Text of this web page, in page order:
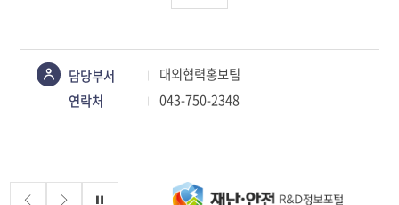
콘텐츠
정보책임자
담당부서
대외협력홍보팀
연락처
043-750-2348
배너존